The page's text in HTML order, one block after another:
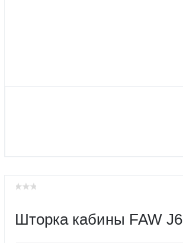
Шторка кабины FAW J6